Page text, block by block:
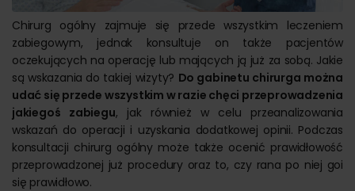
Chirurg ogólny zajmuje się przede wszystkim leczeniem
zabiegowym, jednak konsultuje on także pacjentów
oczekujących na operację lub mających ją już za sobą. Jakie
są wskazania do takiej wizyty? Do gabinetu chirurga można
udać się przede wszystkim w razie chęci przeprowadzenia
jakiegoś zabiegu, jak również w celu przeanalizowania
wskazań do operacji i uzyskania dodatkowej opinii. Podczas
konsultacji chirurg ogólny może także ocenić prawidłowość
przeprowadzonej już procedury oraz to, czy rana po niej goi
się prawidłowo.